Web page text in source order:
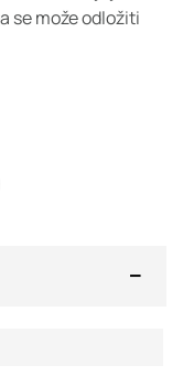
se može odložiti